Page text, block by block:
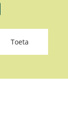
Toeta